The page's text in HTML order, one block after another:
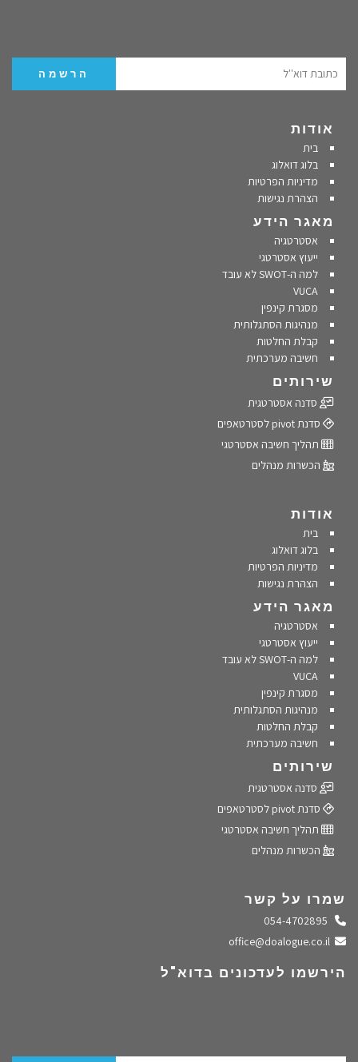
אודות
בית
בלוג דואלוג
מדיניות הפרטיות
הצהרת נגישות
מאגר הידע
אסטרטגיה
ייעוץ אסטרטגי
למה ה-SWOT לא עובד
VUCA
מסגרת קינפין
מנהיגות הסתגלותית
קבלת החלטות
חשיבה מערכתית
שירותים
סדנה אסטרטגית
סדנת pivot לסטרטאפים
תהליך חשיבה אסטרטגי
הכשרות מנהלים
אודות
בית
בלוג דואלוג
מדיניות הפרטיות
הצהרת נגישות
מאגר הידע
אסטרטגיה
ייעוץ אסטרטגי
למה ה-SWOT לא עובד
VUCA
מסגרת קינפין
מנהיגות הסתגלותית
קבלת החלטות
חשיבה מערכתית
שירותים
סדנה אסטרטגית
סדנת pivot לסטרטאפים
תהליך חשיבה אסטרטגי
הכשרות מנהלים
שמרו על קשר
התקשרו אלינו
שלחו מייל
הירשמו לעדכונים בדוא"ל